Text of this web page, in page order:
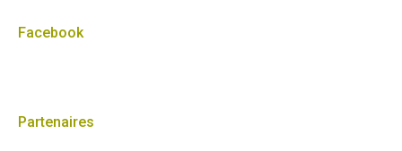
Facebook
Partenaires